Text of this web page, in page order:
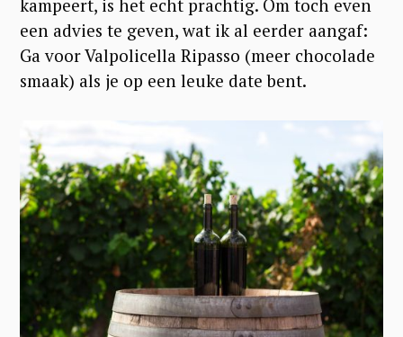
kampeert, is het echt prachtig. Om toch even
een advies te geven, wat ik al eerder aangaf:
Ga voor Valpolicella Ripasso (meer chocolade
smaak) als je op een leuke date bent.
S